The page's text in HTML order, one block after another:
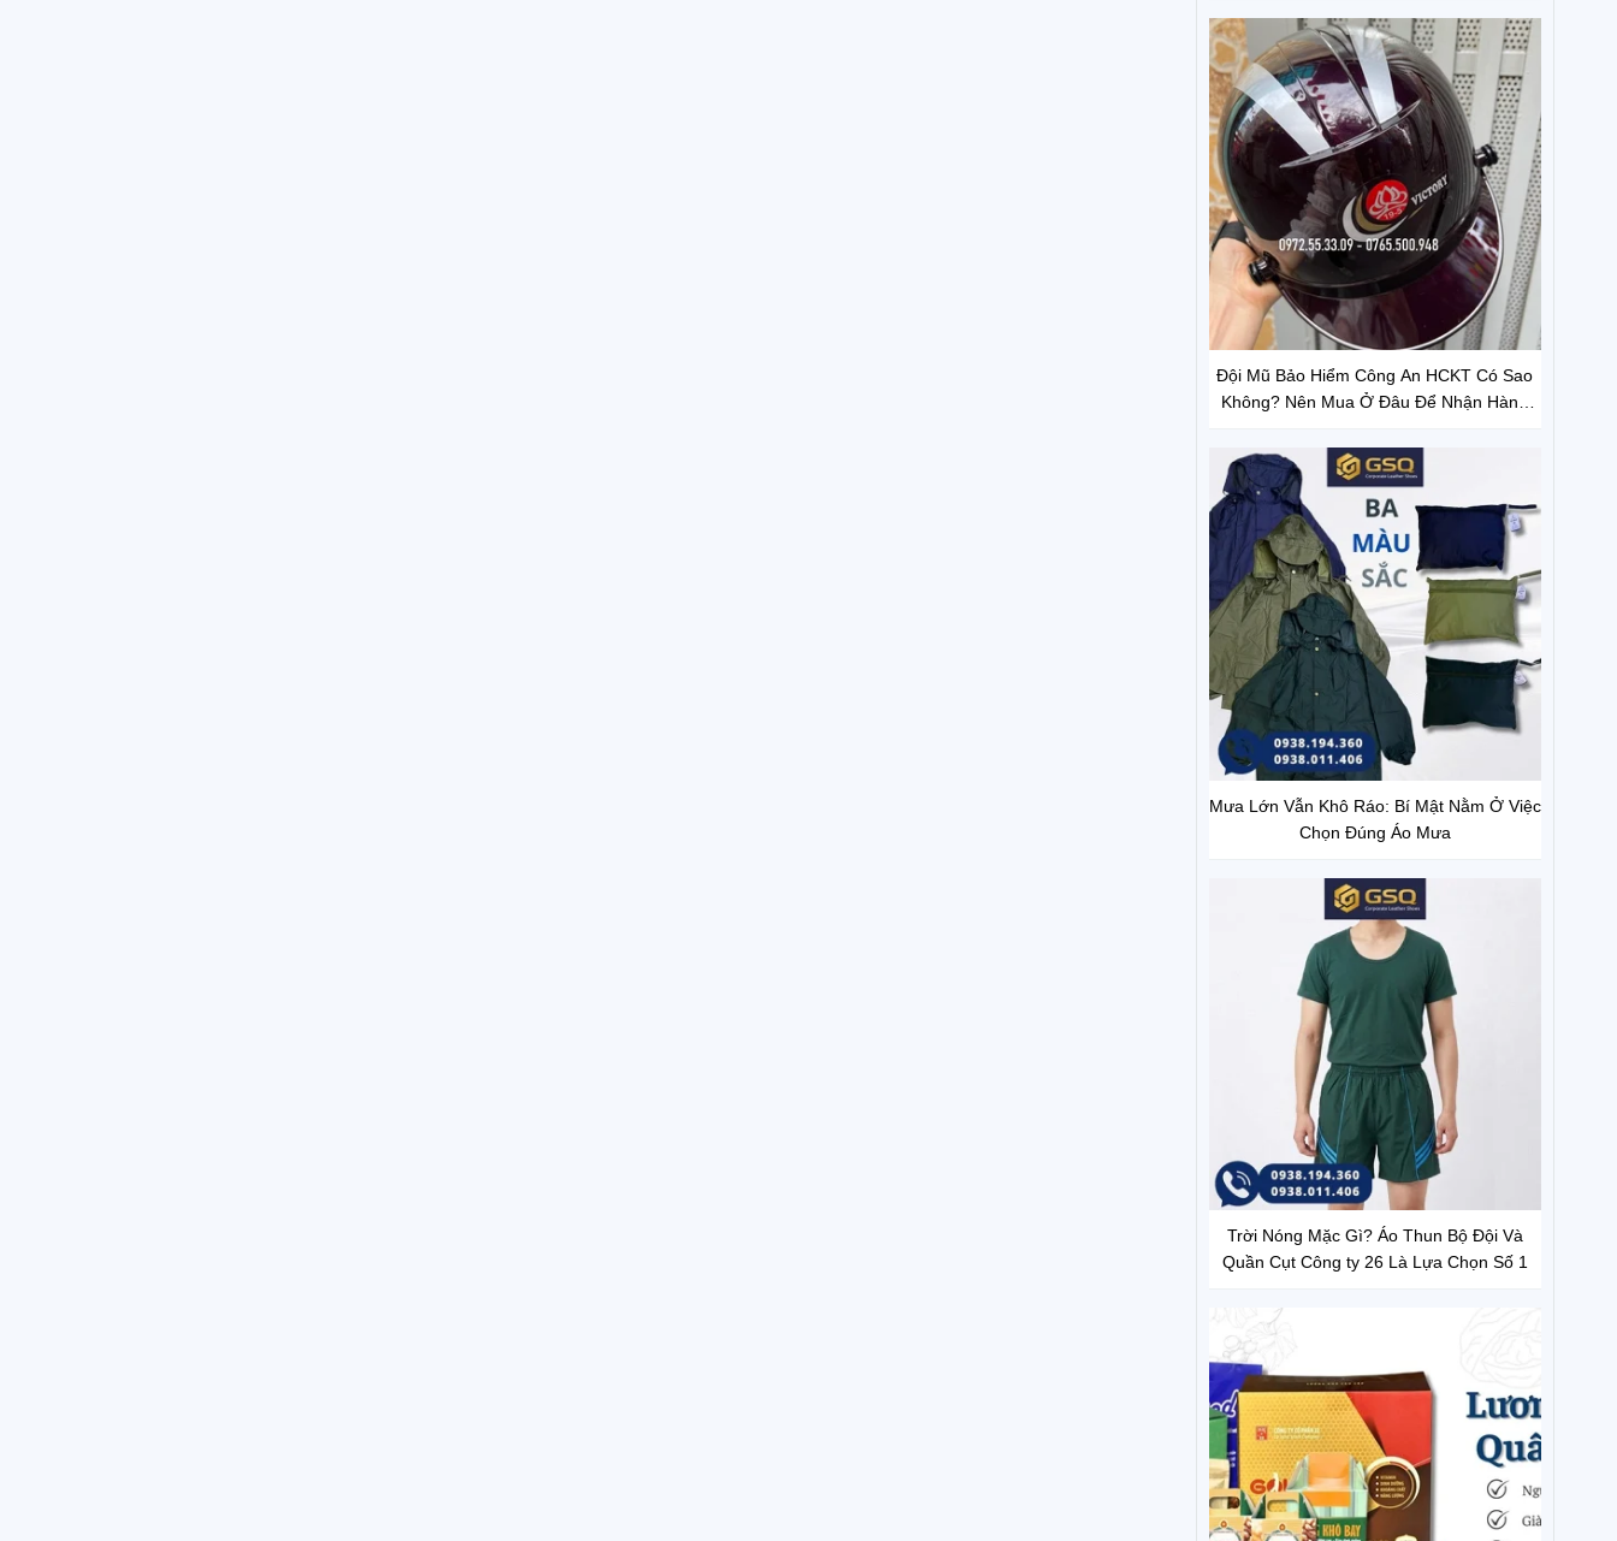
Đội Mũ Bảo Hiểm Công An HCKT Có Sao
Không? Nên Mua Ở Đâu Để Nhận Hàng
Mưa Lớn Vẫn Khô Ráo: Bí Mật Nằm Ở Việc
Chọn Đúng Áo Mưa
Trời Nóng Mặc Gì? Áo Thun Bộ Đội Và
Quần Cụt Công ty 26 Là Lựa Chọn Số 1